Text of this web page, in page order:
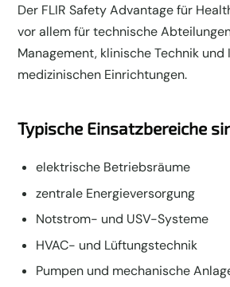
Der FLIR Safety Advantage für
vor allem für technische
Management, klinische Technik
medizinischen Einrichtungen.
Typische Einsatzbereiche
elektrische Betriebsräume
zentrale Energieversorgung
Notstrom- und USV-Systeme
HVAC- und Lüftungstechnik
Pumpen und mechanische